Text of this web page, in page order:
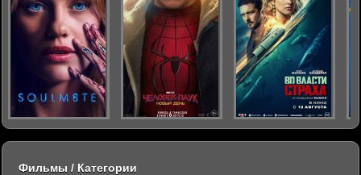
Фильмы / Категории